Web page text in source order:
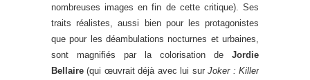
nombreuses images en fin de cette critique). Ses
traits réalistes, aussi bien pour les protagonistes
que pour les déambulations nocturnes et urbaines,
sont magnifiés par la colorisation de Jordie
Bellaire (qui œuvrait déjà avec lui surJoker : Killer